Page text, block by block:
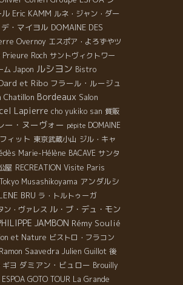
ル Eric KAMM ルネ・ジャン・ダー
・マイヨル DOMAINE DES
Overnoy エスポア・よろずやツ
Prieure Roch サントヴィクトワー
ム Japon ルシヨン Bistro
et Ribo フラール・ルージュ
Chatillon Bordeaux Salon
Lapierre cho yukiko san 質販
ー・ヌーヴォー pépite DOMAINE
ィット 東京武蔵小山 ジル・キャ
Marie-Hélène BACAVE サンタ
屋 RECREATION Visite Paris
Tokyo Musashikoyama アンダルシ
BRU ラ・トルトゥーガ
ン・ヴァレス ル・ブ・デュ・モン
JAMBON Rémy Soulié
et Nature ビストロ・フラコン
Ramon Saavedra Julien Guillot 後
ヨ ダミアン・ビュロー Brouilly
ESPOA GOTO TOUR La Grande